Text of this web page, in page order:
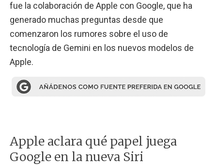
fue la colaboración de Apple con Google, que ha
generado muchas preguntas desde que
comenzaron los rumores sobre el uso de
tecnología de Gemini en los nuevos modelos de
Apple.
Apple aclara qué papel juega
Google en la nueva Siri